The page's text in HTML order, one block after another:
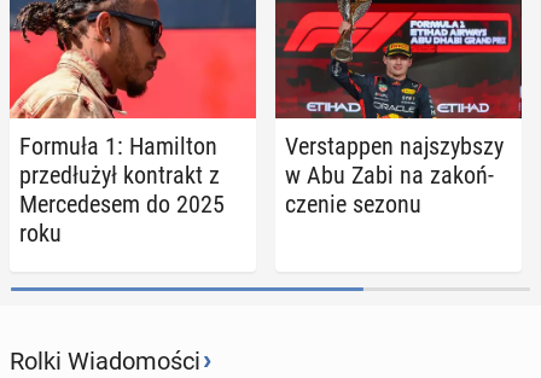
Formuła 1: Ha­mil­ton
prze­dłu­żył kon­trakt z
Mer­ce­de­sem do 2025
roku
Ver­stap­pen naj­szyb­szy
w Abu Zabi na za­koń­
cze­nie sezonu
Rolki Wiadomości›